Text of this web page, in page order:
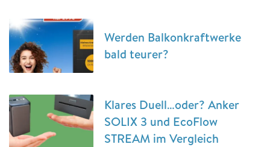
Werden Balkonkraftwerke
bald teurer?
Klares Duell…oder? Anker
SOLIX 3 und EcoFlow
STREAM im Vergleich